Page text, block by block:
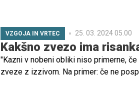
VZGOJA IN VRTEC 25. 03. 2024 05.00
Kakšno zvezo ima
"Kazni v nobeni obliki niso primerne,
zveze z izzivom. Na primer: če ne